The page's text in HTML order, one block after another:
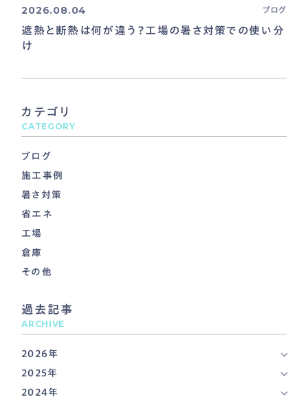
2026.08.04 ブログ
遮熱と断熱は何が違う？工場の暑さ対策での使い分
け
カテゴリ
CATEGORY
ブログ
施工事例
暑さ対策
省エネ
工場
倉庫
その他
過去記事
ARCHIVE
2026年
2025年
2024年